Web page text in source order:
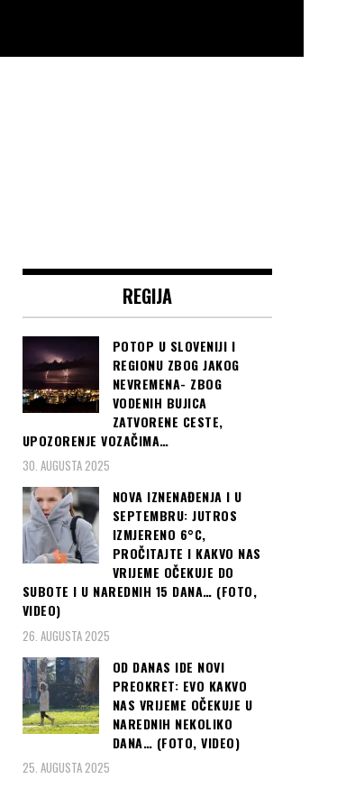
REGIJA
POTOP U SLOVENIJI I
REGIONU ZBOG JAKOG
NEVREMENA- ZBOG
VODENIH BUJICA
ZATVORENE CESTE,
UPOZORENJE VOZAČIMA…
30. AUGUSTA 2025
NOVA IZNENAĐENJA I U
SEPTEMBRU: JUTROS
IZMJERENO 6°C,
PROČITAJTE I KAKVO NAS
VRIJEME OČEKUJE DO
SUBOTE I U NAREDNIH 15 DANA… (FOTO,
VIDEO)
26. AUGUSTA 2025
OD DANAS IDE NOVI
PREOKRET: EVO KAKVO
NAS VRIJEME OČEKUJE U
NAREDNIH NEKOLIKO
DANA… (FOTO, VIDEO)
25. AUGUSTA 2025